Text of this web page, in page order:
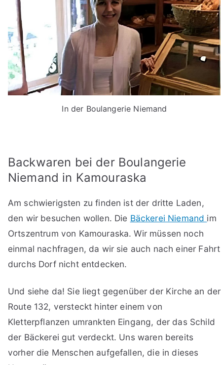
In der Boulangerie Niemand
Backwaren bei der Boulangerie
Niemand in Kamouraska
Am schwierigsten zu finden ist der dritte Laden,
den wir besuchen wollen. Die Bäckerei Niemand im
Ortszentrum von Kamouraska. Wir müssen noch
einmal nachfragen, da wir sie auch nach einer Fahrt
durchs Dorf nicht entdecken.
Und siehe da! Sie liegt gegenüber der Kirche an der
Route 132, versteckt hinter einem von
Kletterpflanzen umrankten Eingang, der das Schild
der Bäckerei gut verdeckt. Uns waren bereits
vorher die Menschen aufgefallen, die in dieses